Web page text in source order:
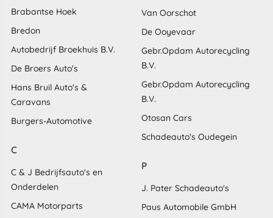
Brabantse Hoek
Bredon
Autobedrijf Broekhuis B.V.
De Broers Auto's
Hans Bruil Auto's &
Caravans
Burgers-Automotive
C
C & J Bedrijfsauto's en
Onderdelen
CAMA Motorparts
Van Oorschot
De Ooyevaar
Gebr.Opdam Autorecycling
B.V.
Gebr.Opdam Autorecycling
B.V.
Otosan Cars
Schadeauto's Oudegein
P
J. Pater Schadeauto's
Paus Automobile GmbH